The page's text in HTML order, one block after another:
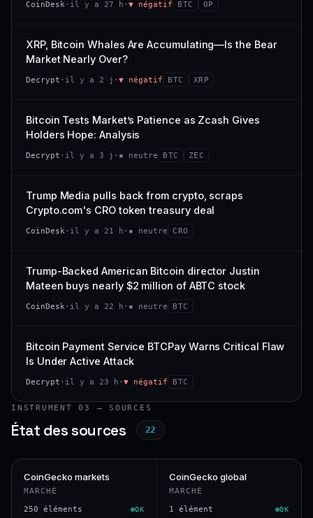
−0,1 % +0,1 %
−0,1 % #29
CONFIANCE
477 M$ 1 464 $
+0,6 % −3,6 %
−94,7 % #102
CONFIANCE
CoinDesk · il y a 27 h · ▼ négatif BTC OP
XRP, Bitcoin Whales Are Accumulating—Is the Bear
Market Nearly Over?
Decrypt · il y a 2 j · ▼ négatif BTC XRP
Bitcoin Tests Market’s Patience as Zcash Gives
Holders Hope: Analysis
Decrypt · il y a 3 j · ▪ neutre BTC ZEC
Trump Media pulls back from crypto, scraps
Crypto.com's CRO token treasury deal
CoinDesk · il y a 21 h · ▪ neutre CRO
Trump-Backed American Bitcoin director Justin
Mateen buys nearly $2 million of ABTC stock
CoinDesk · il y a 22 h · ▪ neutre BTC
Bitcoin Payment Service BTCPay Warns Critical Flaw
Is Under Active Attack
Decrypt · il y a 23 h · ▼ négatif BTC
INSTRUMENT 03 — SOURCES
État des sources 22
CoinGecko markets
MARCHÉ
250 éléments OK
CoinGecko global
MARCHÉ
1 élément OK